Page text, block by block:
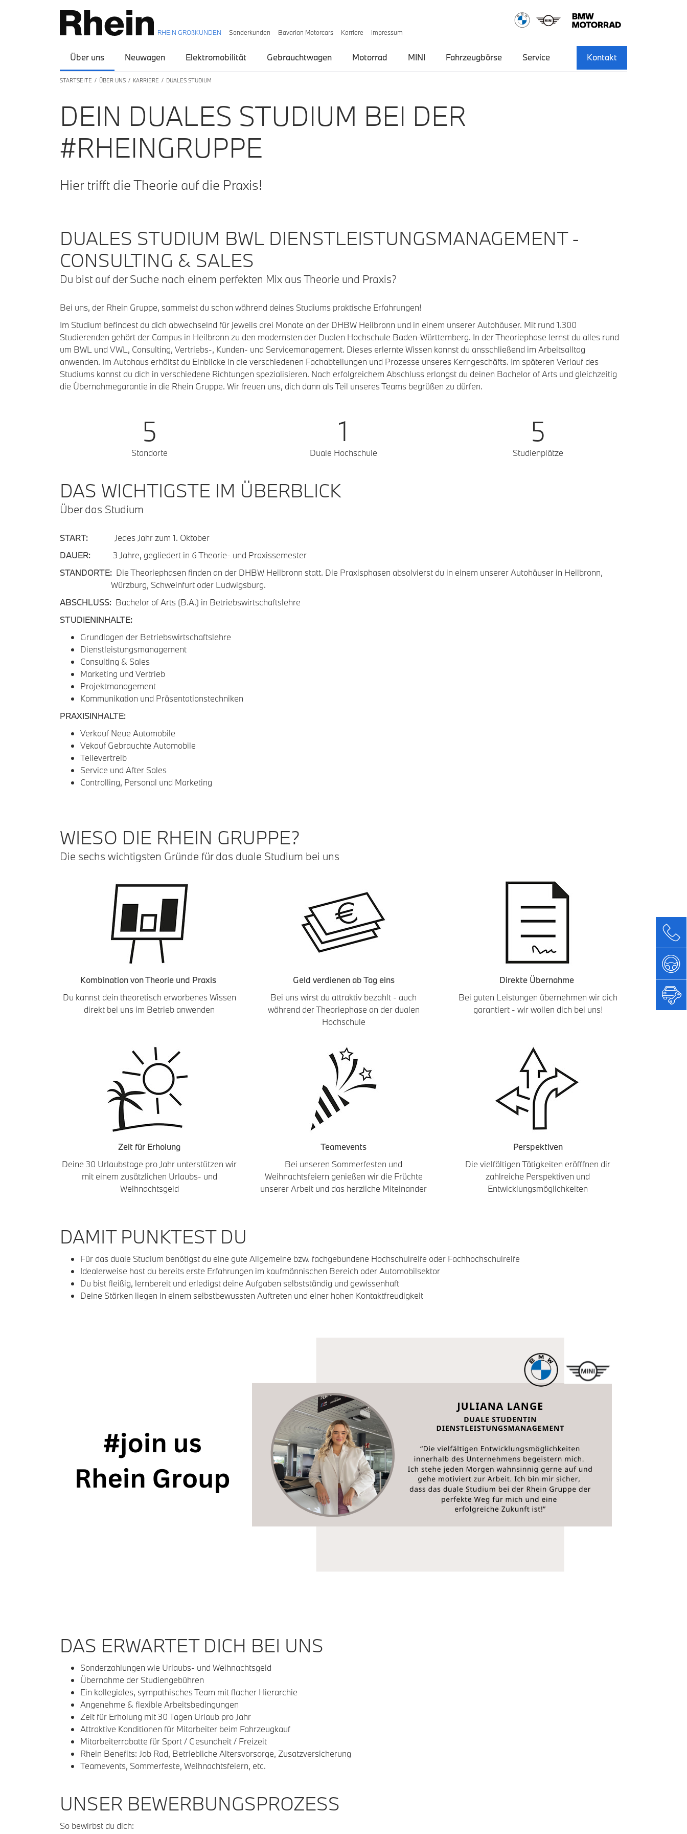
RHEIN GROßKUNDEN Sonderkunden Bavarian Motorcars Karriere Impressum
Über uns Neuwagen Elektromobilität Gebrauchtwagen Motorrad MINI Fahrzeugbörse Service Kontakt
STARTSEITE ÜBER UNS KARRIERE DUALES STUDIUM
DEIN DUALES STUDIUM BEI DER
#RHEINGRUPPE
Hier trifft die Theorie auf die Praxis!
DUALES STUDIUM BWL DIENSTLEISTUNGSMANAGEMENT -
CONSULTING & SALES
Du bist auf der Suche nach einem perfekten Mix aus Theorie und Praxis?
Bei uns, der Rhein Gruppe, sammelst du schon während deines Studiums praktische Erfahrungen!
Im Studium befindest du dich abwechselnd für jeweils drei Monate an der DHBW Heilbronn und in einem unserer Autohäuser. Mit rund 1.300
Studierenden gehört der Campus in Heilbronn zu den modernsten der Dualen Hochschule Baden-Württemberg. In der Theoriephase lernst du alles rund
um BWL und VWL, Consulting, Vertriebs-, Kunden- und Servicemanagement. Dieses erlernte Wissen kannst du ansschließend im Arbeitsalltag
anwenden. Im Autohaus erhältst du Einblicke in die verschiedenen Fachabteilungen und Prozesse unseres Kerngeschäfts. Im späteren Verlauf des
Studiums kannst du dich in verschiedene Richtungen spezialisieren. Nach erfolgreichem Abschluss erlangst du deinen Bachelor of Arts und gleichzeitig
die Übernahmegarantie in die Rhein Gruppe. Wir freuen uns, dich dann als Teil unseres Teams begrüßen zu dürfen.
5
Standorte
1
Duale Hochschule
5
Studienplätze
DAS WICHTIGSTE IM ÜBERBLICK
Über das Studium
START:
Jedes Jahr zum 1. Oktober
DAUER: 3 Jahre, gegliedert in 6 Theorie- und Praxissemester
STANDORTE: Die Theoriephasen finden an der DHBW Heilbronn statt. Die Praxisphasen absolvierst du in einem unserer Autohäuser in Heilbronn,
Würzburg, Schweinfurt oder Ludwigsburg.
ABSCHLUSS: Bachelor of Arts (B.A.) in Betriebswirtschaftslehre
STUDIENINHALTE:
Grundlagen der Betriebswirtschaftslehre
Dienstleistungsmanagement
Consulting & Sales
Marketing und Vertrieb
Projektmanagement
Kommunikation und Präsentationstechniken
PRAXISINHALTE:
Verkauf Neue Automobile
Vekauf Gebrauchte Automobile
Teilevertreib
Service und After Sales
Controlling, Personal und Marketing
WIESO DIE RHEIN GRUPPE?
Die sechs wichtigsten Gründe für das duale Studium bei uns
Kombination von Theorie und Praxis
Du kannst dein theoretisch erworbenes Wissen
direkt bei uns im Betrieb anwenden
Geld verdienen ab Tag eins
Bei uns wirst du attraktiv bezahlt - auch
während der Theoriephase an der dualen
Hochschule
Direkte Übernahme
Bei guten Leistungen übernehmen wir dich
garantiert - wir wollen dich bei uns!
Zeit für Erholung
Deine 30 Urlaubstage pro Jahr unterstützen wir
mit einem zusätzlichen Urlaubs- und
Weihnachtsgeld
Teamevents
Bei unseren Sommerfesten und
Weihnachtsfeiern genießen wir die Früchte
unserer Arbeit und das herzliche Miteinander
Perspektiven
Die vielfältigen Tätigkeiten eröfffnen dir
zahlreiche Perspektiven und
Entwicklungsmöglichkeiten
DAMIT PUNKTEST DU
Für das duale Studium benötigst du eine gute Allgemeine bzw. fachgebundene Hochschulreife oder Fachhochschulreife
Idealerweise hast du bereits erste Erfahrungen im kaufmännischen Bereich oder Automobilsektor
Du bist fleißig, lernbereit und erledigst deine Aufgaben selbstständig und gewissenhaft
Deine Stärken liegen in einem selbstbewussten Auftreten und einer hohen Kontaktfreudigkeit
DAS ERWARTET DICH BEI UNS
Sonderzahlungen wie Urlaubs- und Weihnachtsgeld
Übernahme der Studiengebühren
Ein kollegiales, sympathisches Team mit flacher Hierarchie
Angenehme & flexible Arbeitsbedingungen
Zeit für Erholung mit 30 Tagen Urlaub pro Jahr
Attraktive Konditionen für Mitarbeiter beim Fahrzeugkauf
Mitarbeiterrabatte für Sport / Gesundheit / Freizeit
Rhein Benefits: Job Rad, Betriebliche Altersvorsorge, Zusatzversicherung
Teamevents, Sommerfeste, Weihnachtsfeiern, etc.
UNSER BEWERBUNGSPROZESS
So bewirbst du dich: